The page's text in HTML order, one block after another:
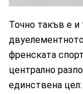
Точно такъв е и
френската
централно
единствена